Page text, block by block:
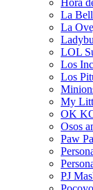
Hora
La
La
LOL
Los
Los
My
OK
Osos
Paw
PJ